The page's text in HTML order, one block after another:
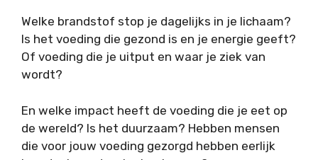
Welke brandstof stop je dagelijks in je lichaam?
Is het voeding die gezond is en je energie geeft?
Of voeding die je uitput en waar je ziek van
wordt?
En welke impact heeft de voeding die je eet op
de wereld? Is het duurzaam? Hebben mensen
die voor jouw voeding gezorgd hebben eerlijk